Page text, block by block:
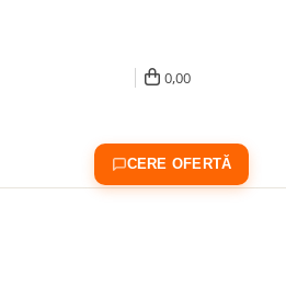
0,00
CERE OFERTĂ